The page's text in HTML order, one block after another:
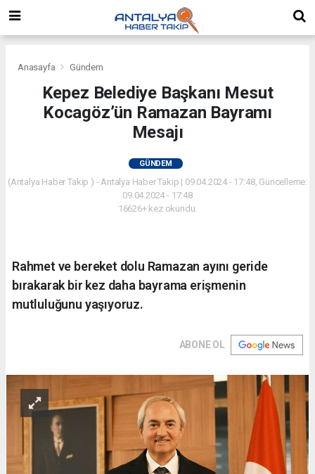
Anasayfa Gündem
Kepez Belediye Başkanı Mesut
Kocagöz’ün Ramazan Bayramı
Mesajı
GÜNDEM
(Antalya Haber Takip ) - Antalya Haber Takip | 09.04.2024 - 17:48, Güncelleme:
09.04.2024 - 17:48
16626+ kez okundu.
Rahmet ve bereket dolu Ramazan ayını geride
bırakarak bir kez daha bayrama erişmenin
mutluluğunu yaşıyoruz.
ABONE OL